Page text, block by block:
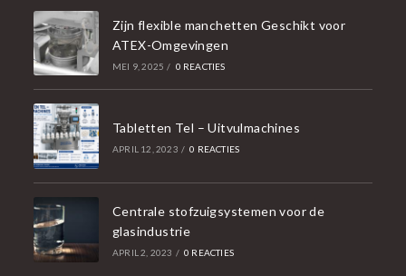
Zijn flexible manchetten Geschikt voor
ATEX-Omgevingen
MEI 9, 2025 / 0 REACTIES
Tabletten Tel – Uitvulmachines
APRIL 12, 2023 / 0 REACTIES
Centrale stofzuigsystemen voor de
glasindustrie
APRIL 2, 2023 / 0 REACTIES